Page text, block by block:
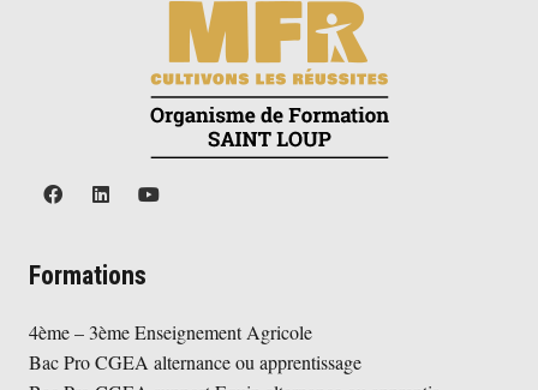
Formations
4ème – 3ème Enseignement Agricole
Bac Pro CGEA alternance ou apprentissage